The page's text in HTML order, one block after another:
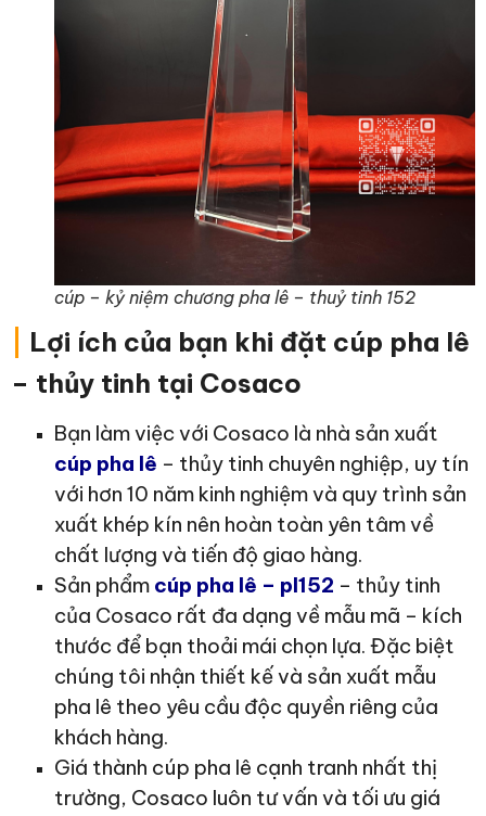
cúp – kỷ niệm chương pha lê – thuỷ tinh 152
Lợi ích của bạn khi đặt cúp pha lê
– thủy tinh tại Cosaco
Bạn làm việc với Cosaco là nhà sản xuất
cúp pha lê – thủy tinh chuyên nghiệp, uy tín
với hơn 10 năm kinh nghiệm và quy trình sản
xuất khép kín nên hoàn toàn yên tâm về
chất lượng và tiến độ giao hàng.
Sản phẩm cúp pha lê – pl152 – thủy tinh
của Cosaco rất đa dạng về mẫu mã – kích
thước để bạn thoải mái chọn lựa. Đặc biệt
chúng tôi nhận thiết kế và sản xuất mẫu
pha lê theo yêu cầu độc quyền riêng của
khách hàng.
Giá thành cúp pha lê cạnh tranh nhất thị
trường, Cosaco luôn tư vấn và tối ưu giá